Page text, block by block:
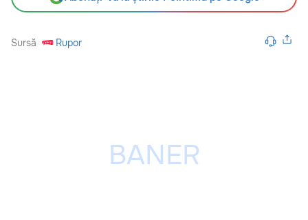
Sursă Rupor